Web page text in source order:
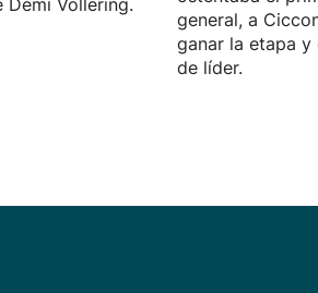
Demi Vollering.
general, a
ganar la etapa y
de líder.